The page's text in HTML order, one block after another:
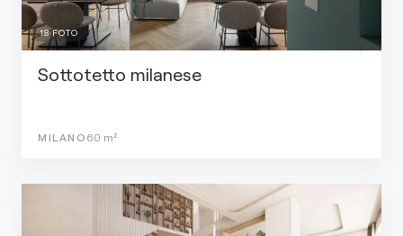
18FOTO
Sottotetto milanese
MILANO 60 m²